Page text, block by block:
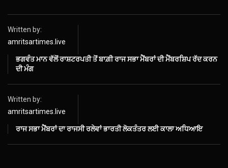
Written by:
amritsartimes.live
ਭਗਵੰਤ ਮਾਨ ਵੱਲੋਂ ਰਾਸ਼ਟਰਪਤੀ ਤੋਂ ਬਾਗ਼ੀ ਰਾਜ ਸਭਾ ਮੈਂਬਰਾਂ ਦੀ ਮੈਂਬਰਸ਼ਿਪ ਰੱਦ ਕਰਨ
ਦੀ ਮੰਗ
Written by:
amritsartimes.live
ਰਾਜ ਸਭਾ ਮੈਂਬਰਾਂ ਦਾ ਰਾਜਸੀ ਰਲੇਵਾਂ ਭਾਰਤੀ ਲੋਕਤੰਤਰ ਲਈ ਕਾਲਾ ਅਧਿਆਇ